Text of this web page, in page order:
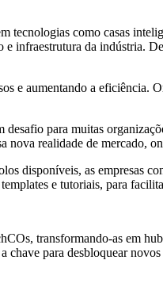
como casas
da indústria.
e aumentando a eficiência.
para muitas
nova realidade de mercado,
disponíveis, as empresas
e tutoriais, para
transformando-as em
para desbloquear